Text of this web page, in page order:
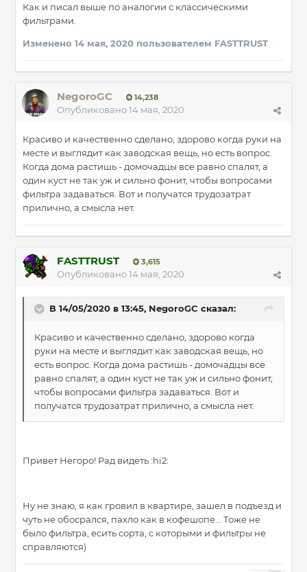
Как и писал выше по аналогии с классическими
фильтрами.
Изменено 14 мая, 2020 пользователем FASTTRUST
NegoroGC 14,238
Опубликовано14 мая, 2020
Красиво и качественно сделано, здорово когда руки на
месте и выглядит как заводская вещь, но есть вопрос.
Когда дома растишь - домочадцы все равно спалят, а
один куст не так уж и сильно фонит, чтобы вопросами
фильтра задаваться. Вот и получатся трудозатрат
прилично, а смысла нет.
FASTTRUST 3,615
Опубликовано14 мая, 2020
В 14/05/2020 в 13:45, NegoroGC сказал:
Красиво и качественно сделано, здорово когда
руки на месте и выглядит как заводская вещь, но
есть вопрос. Когда дома растишь - домочадцы все
равно спалят, а один куст не так уж и сильно фонит,
чтобы вопросами фильтра задаваться. Вот и
получатся трудозатрат прилично, а смысла нет.
Привет Негоро! Рад видеть :hi2:
Ну не знаю, я как гровил в квартире, зашел в подъезд и
чуть не обосрался, пахло как в кофешопе... Тоже не
было фильтра, есить сорта, с которыми и фильтры не
справляются)